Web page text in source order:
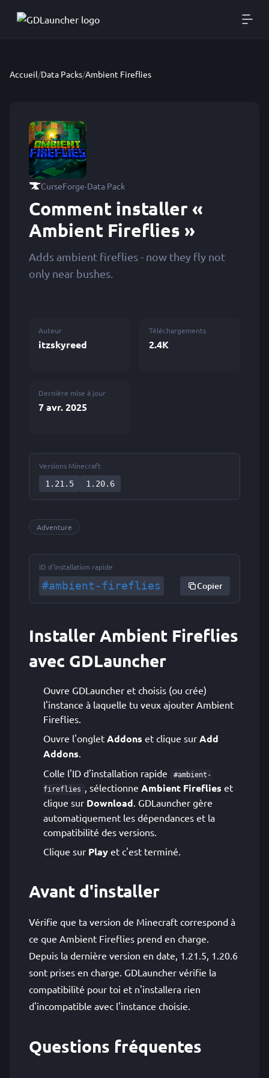
Accueil/Data Packs/Ambient Fireflies
CurseForge·Data Pack
Comment installer «
Ambient Fireflies »
Adds ambient fireflies - now they fly not
only near bushes.
Auteur
itzskyreed
Téléchargements
2.4K
Dernière mise à jour
7 avr. 2025
Versions Minecraft
1.21.5
1.20.6
Adventure
ID d'installation rapide
#ambient-fireflies Copier
Installer Ambient Fireflies
avec GDLauncher
Ouvre GDLauncher et choisis (ou crée)
l'instance à laquelle tu veux ajouter Ambient
Fireflies.
Ouvre l'onglet Addons et clique sur Add
Addons.
Colle l'ID d'installation rapide
#ambient-
fireflies , sélectionne Ambient Fireflies et
clique sur Download. GDLauncher gère
automatiquement les dépendances et la
compatibilité des versions.
Clique sur Play et c'est terminé.
Avant d'installer
Vérifie que ta version de Minecraft correspond à
ce que Ambient Fireflies prend en charge.
Depuis la dernière version en date, 1.21.5, 1.20.6
sont prises en charge. GDLauncher vérifie la
compatibilité pour toi et n'installera rien
d'incompatible avec l'instance choisie.
Questions fréquentes